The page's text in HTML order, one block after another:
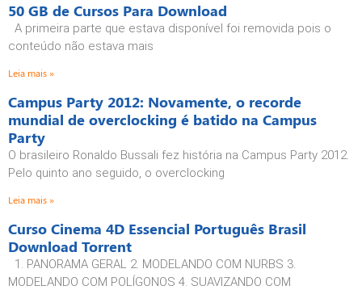
50 GB de Cursos Para Download
A primeira parte que estava disponível foi removida pois o
conteúdo não estava mais
Leia mais »
Campus Party 2012: Novamente, o recorde
mundial de overclocking é batido na Campus
Party
O brasileiro Ronaldo Bussali fez história na Campus Party 2012.
Pelo quinto ano seguido, o overclocking
Leia mais »
Curso Cinema 4D Essencial Português Brasil
Download Torrent
1. PANORAMA GERAL 2. MODELANDO COM NURBS 3.
MODELANDO COM POLÍGONOS 4. SUAVIZANDO COM